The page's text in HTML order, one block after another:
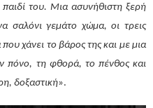
του. Μια ασυνήθιστη ξερή
σαλόνι γεμάτο χώμα, οι τρεις
χάνει το βάρος της και με μια
πόνο, τη φθορά, το πένθος και
δοξαστική».